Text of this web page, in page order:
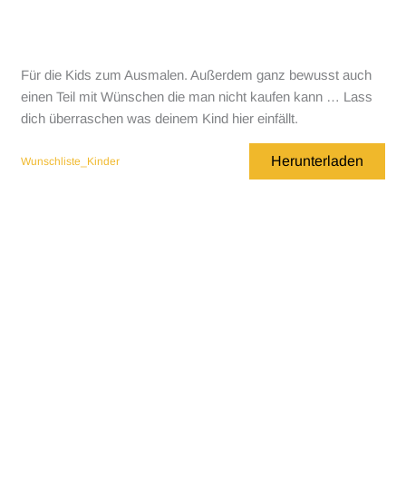
Für die Kids zum Ausmalen. Außerdem ganz bewusst auch
einen Teil mit Wünschen die man nicht kaufen kann … Lass
dich überraschen was deinem Kind hier einfällt.
Wunschliste_Kinder Herunterladen